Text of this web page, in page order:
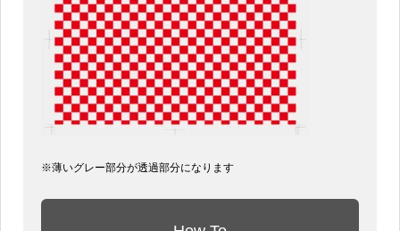
※薄いグレー部分が透過部分になります